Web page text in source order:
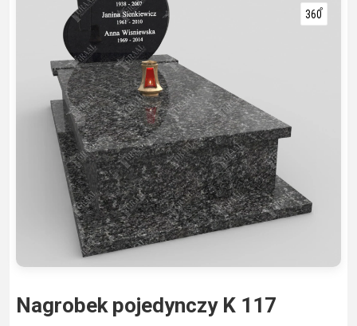
Nagrobek pojedynczy K 117